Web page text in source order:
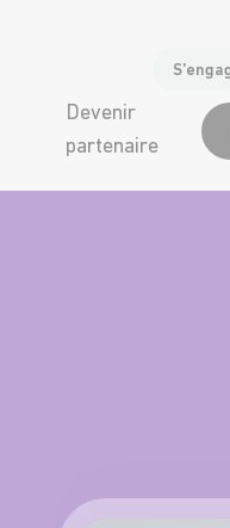
Devenir
partenaire